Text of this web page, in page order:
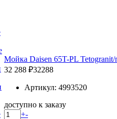
Мойка Daisen 65T-PL Tetogranit/
32 288 ₽32288
Артикул: 4993520
доступно к заказу
+-